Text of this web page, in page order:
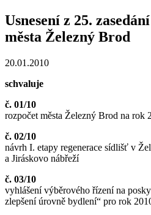
Usnesení z 25.
města Železný Brod
20.01.2010
schvaluje
č. 01/10
rozpočet města Železný Brod na
č. 02/10
návrh I. etapy regenerace sídlišť v
a Jiráskovo nábřeží
č. 03/10
vyhlášení výběrového řízení na
zlepšení úrovně bydlení“ pro rok